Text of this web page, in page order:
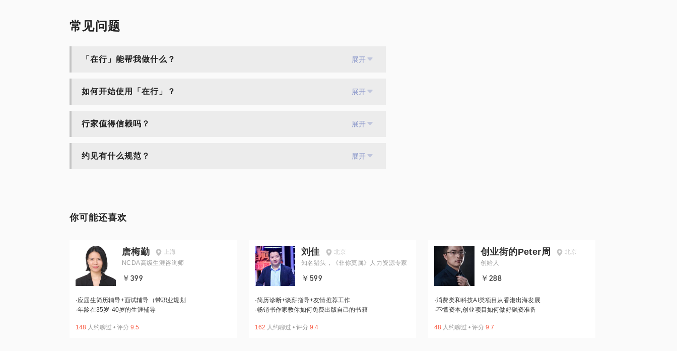
常见问题
「在行」能帮我做什么？ 展开
如何开始使用「在行」？ 展开
行家值得信赖吗？ 展开
约见有什么规范？ 展开
你可能还喜欢
唐梅勤
上海
NCDA高级生涯咨询师
￥399
·应届生简历辅导+面试辅导（带职业规划
·年龄在35岁-40岁的生涯辅导
148 人约聊过 • 评分 9.5
刘佳
北京
知名猎头，《非你莫属》人力资源专家
￥599
·简历诊断+谈薪指导+友情推荐工作
·畅销书作家教你如何免费出版自己的书籍
162 人约聊过 • 评分 9.4
创业街的Peter周
北京
创始人
￥288
·消费类和科技AI类项目从香港出海发展
·不懂资本,创业项目如何做好融资准备
48 人约聊过 • 评分 9.7